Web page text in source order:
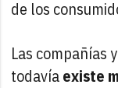
de los
Las compañías
todavíaexiste